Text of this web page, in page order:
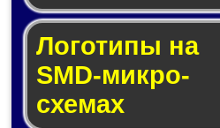
Логотипы на
SMD-мик­ро­
схе­мах